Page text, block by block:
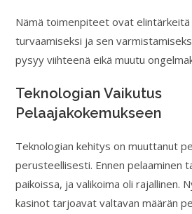
Nämä toimenpiteet ovat elintärkeitä
turvaamiseksi ja sen
pysyy viihteenä eikä muutu
Teknologian Vaikutus
Pelaajakokemukseen
Teknologian kehitys on muuttanut
perusteellisesti. Ennen pelaaminen
paikoissa, ja valikoima oli rajallinen.
kasinot tarjoavat valtavan määrän